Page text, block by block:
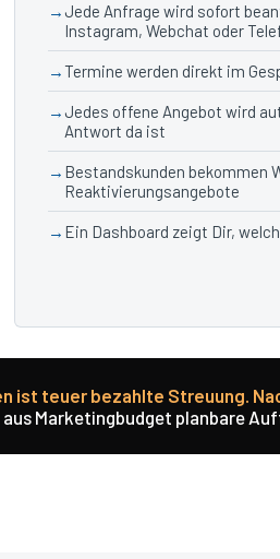
Jede Anfrage wird sofort
Instagram, Webchat oder
Termine werden direkt im
Jedes offene Angebot wird
Antwort da ist
Bestandskunden bekommen
Reaktivierungsangebote
Ein Dashboard zeigt Dir,
ist teuer bezahlte Streuung.
Marketingbudget planbare